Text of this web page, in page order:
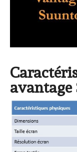
avantage